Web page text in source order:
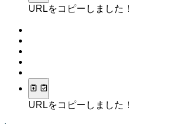
URLをコピーしました！
URLをコピーしました！